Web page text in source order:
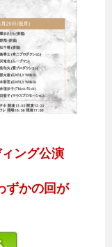
ング公演
ずかの回が